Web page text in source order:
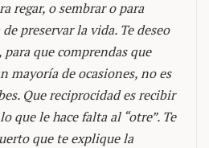
regar, o sembrar o para
preservar la vida. Te deseo
que comprendas que
mayoría de ocasiones, no es
Que reciprocidad es recibir
que le hace falta al “otre”. Te
que te explique la